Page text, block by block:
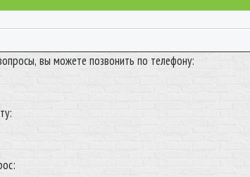
вы можете позвонить по телефону: